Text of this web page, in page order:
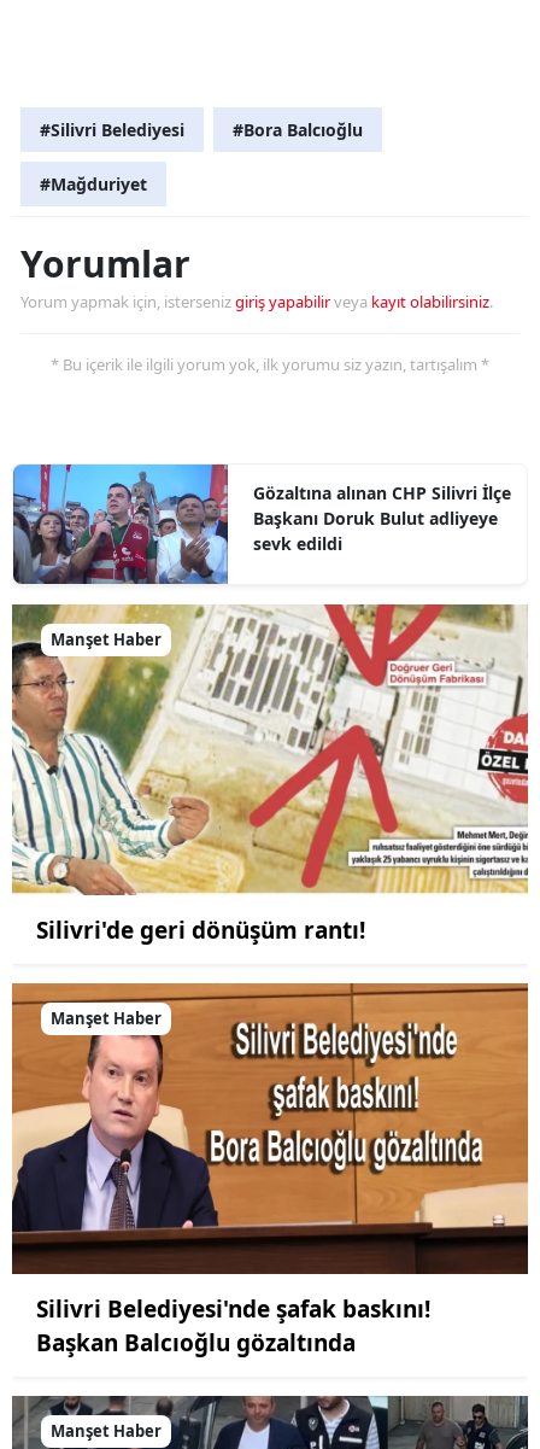
#Silivri Belediyesi #Bora Balcıoğlu
#Mağduriyet
Yorumlar
Yorum yapmak için, istersenizgiriş yapabilirveya kayıt olabilirsiniz.
* Bu içerik ile ilgili yorum yok, ilk yorumu siz yazın, tartışalım *
Gözaltına alınan CHP Silivri İlçe
Başkanı Doruk Bulut adliyeye
sevk edildi
Manşet Haber
Silivri'de geri dönüşüm rantı!
Manşet Haber
Silivri Belediyesi'nde şafak baskını!
Başkan Balcıoğlu gözaltında
Manşet Haber